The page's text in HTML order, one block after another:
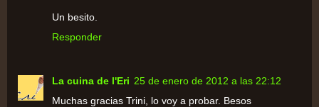
Un besito.
Responder
La cuina de l'Eri 25 de enero de 2012 a las 22:12
Muchas gracias Trini, lo voy a probar. Besos